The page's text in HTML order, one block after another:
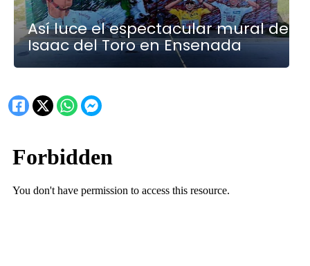
Así luce el espectacular mural de
Isaac del Toro en Ensenada